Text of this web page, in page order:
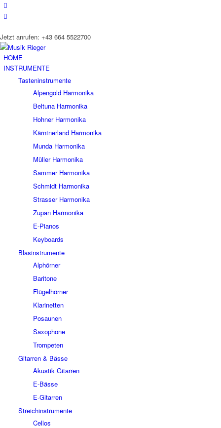
Jetzt anrufen: +43 664 5522700
HOME
INSTRUMENTE
Tasteninstrumente
Alpengold Harmonika
Beltuna Harmonika
Hohner Harmonika
Kärntnerland Harmonika
Munda Harmonika
Müller Harmonika
Sammer Harmonika
Schmidt Harmonika
Strasser Harmonika
Zupan Harmonika
E-Pianos
Keyboards
Blasinstrumente
Alphörner
Baritone
Flügelhörner
Klarinetten
Posaunen
Saxophone
Trompeten
Gitarren & Bässe
Akustik Gitarren
E-Bässe
E-Gitarren
Streichinstrumente
Cellos